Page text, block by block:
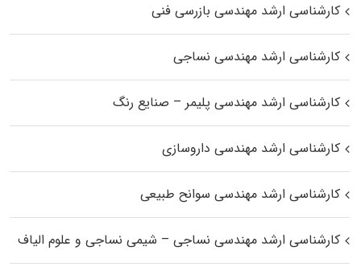
کارشناسی ارشد مهندسی بازرسی فنی
کارشناسی ارشد مهندسی نساجی
کارشناسی ارشد مهندسی پلیمر – صنایع رنگ
کارشناسی ارشد مهندسی داروسازی
کارشناسی ارشد مهندسی سوانح طبیعی
کارشناسی ارشد مهندسی نساجی – شیمی نساجی و علوم الیاف